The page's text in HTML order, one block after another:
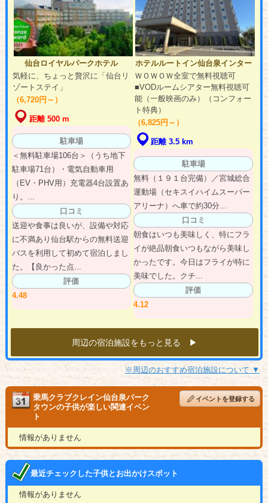
仙台ロイヤルパークホテル
気軽に、ちょっと贅沢に「仙台リ
ゾートステイ」
（6,720円～）
距離 500 m
駐車場
＜無料駐車場106台＞（うち地下
駐車場71台）・電気自動車用
（EV・PHV用）充電器4台設置あ
り。...
口コミ
送迎や食事は良いが、設備や対応
に不満あり仙台駅からの無料送迎
バスを利用して初めて宿泊しまし
た。【良かった点...
評価
4.48
ホテルルートイン仙台泉インター
ＷＯＷＯＷ全室で無料視聴可
■VODルームシアター無料視聴可
能（一般映画のみ）（コンフォー
ト特典）
（6,825円～）
距離 3.5 km
駐車場
無料（１９１台完備）／宮城総合
運動場（セキスイハイムスーパー
アリーナ）へ車で約30分...
口コミ
朝食はいつも美味しく、特にフラ
イが絶品朝食いつもながら美味し
かったです。今日はフライが特に
美味でした。クチ...
評価
4.12
周辺の宿泊施設をもっと見る ▶︎
※周辺のおすすめ宿泊施設について ▼
乗馬クラブクレイン仙台泉パーク
タウンの子供が楽しい関連イベン
ト
イベントを登録する
情報がありません
最近チェックした子供とお出かけスポット
情報がありません